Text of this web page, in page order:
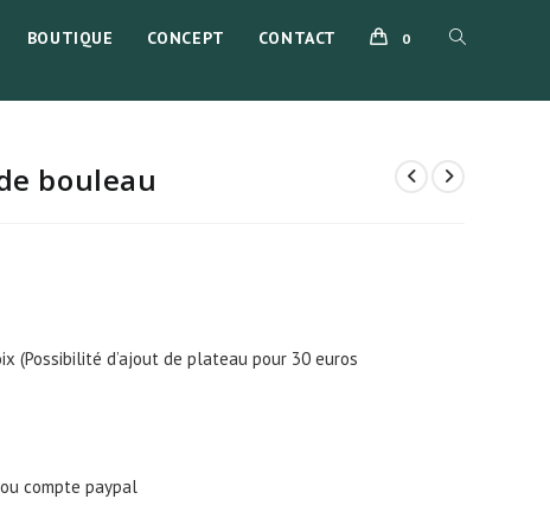
BOUTIQUE CONCEPT CONTACT 0 TOGGLE
bouleau
(Possibilité d’ajout de plateau pour 30 euros
compte paypal